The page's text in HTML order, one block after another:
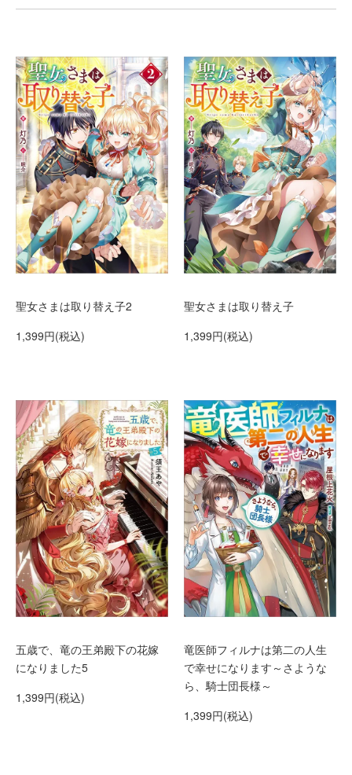
聖女さまは取り替え子2
1,399円(税込)
聖女さまは取り替え子
1,399円(税込)
五歳で、竜の王弟殿下の花嫁
になりました5
1,399円(税込)
竜医師フィルナは第二の人生
で幸せになります～さような
ら、騎士団長様～
1,399円(税込)